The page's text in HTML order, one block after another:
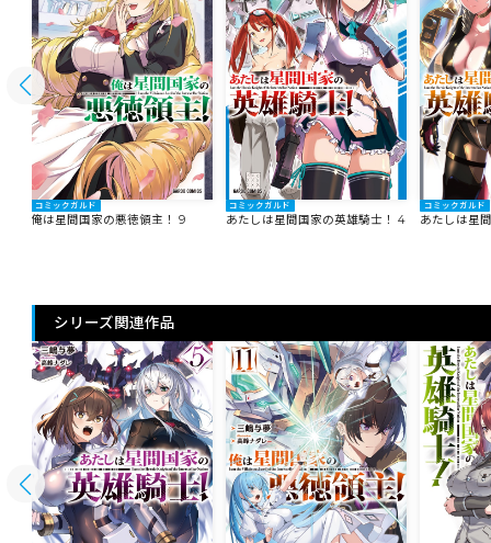
コミックガルド
俺は星間国家の悪徳領主！ 9
コミックガルド
あたしは星間国家の英雄騎士！ 4
コミックガルド
あたしは星
シリーズ関連作品